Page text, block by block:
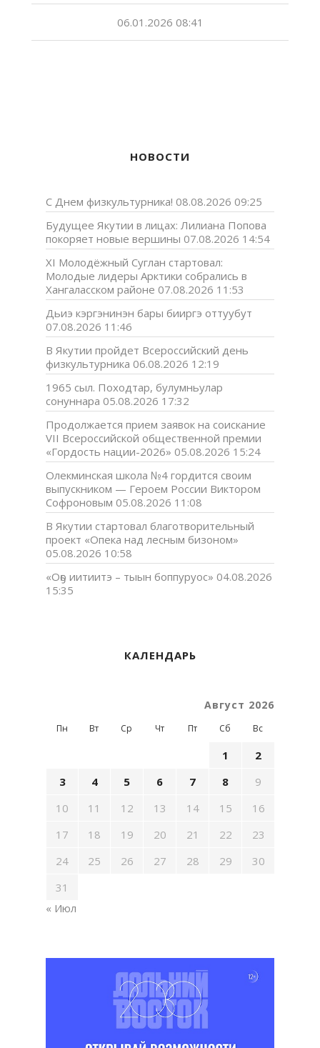
06.01.2026 08:41
НОВОСТИ
С Днем физкультурника! 08.08.2026 09:25
Будущее Якутии в лицах: Лилиана Попова
покоряет новые вершины 07.08.2026 14:54
XI Молодёжный Суглан стартовал:
Молодые лидеры Арктики собрались в
Хангаласском районе 07.08.2026 11:53
Дьиэ кэргэнинэн бары бииргэ оттуубут
07.08.2026 11:46
В Якутии пройдет Всероссийский день
физкультурника 06.08.2026 12:19
1965 сыл. Походтар, булумньулар
сонуннара 05.08.2026 17:32
Продолжается прием заявок на соискание
VII Всероссийской общественной премии
«Гордость нации-2026» 05.08.2026 15:24
Олекминская школа №4 гордится своим
выпускником — Героем России Виктором
Софроновым 05.08.2026 11:08
В Якутии стартовал благотворительный
проект «Опека над лесным бизоном»
05.08.2026 10:58
«Оҕо иитиитэ – тыын боппуруос» 04.08.2026
15:35
КАЛЕНДАРЬ
Август 2026
Пн Вт Ср Чт Пт Сб Вс
1
2
3
4 5 6 7 8
9
10
11 12 13 14 15
16
17
18 19 20 21 22
23
24
25 26 27 28 29
30
31
« Июл